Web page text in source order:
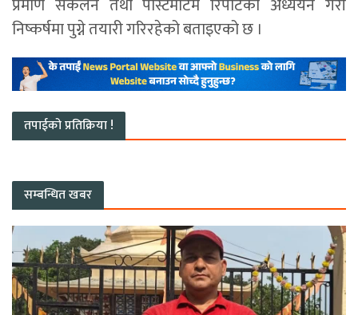
प्रमाण संकलन तथा पोस्टमार्टम रिपोर्टको अध्ययन गरी
निष्कर्षमा पुग्ने तयारी गरिरहेको बताइएको छ ।
तपाईको प्रतिक्रिया !
सम्बन्धित खबर